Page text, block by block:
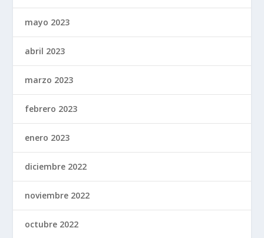
mayo 2023
abril 2023
marzo 2023
febrero 2023
enero 2023
diciembre 2022
noviembre 2022
octubre 2022